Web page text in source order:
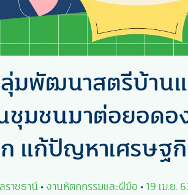
มพัฒนาสตรีบ้าน
ชุมชนมาต่อยอด
แก้ปัญหาเศรษฐกิ
ราชธานี•งานหัตถกรรมและฝีมือ • 19 เม.ย.